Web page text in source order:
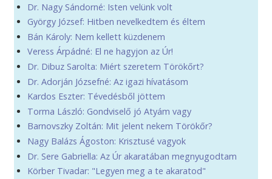
Dr. Nagy Sándorné: Isten velünk volt
György József: Hitben nevelkedtem és éltem
Bán Károly: Nem kellett küzdenem
Veress Árpádné: El ne hagyjon az Úr!
Dr. Dibuz Sarolta: Miért szeretem Törökőrt?
Dr. Adorján Józsefné: Az igazi hívatásom
Kardos Eszter: Tévedésből jöttem
Torma László: Gondviselő jó Atyám vagy
Barnovszky Zoltán: Mit jelent nekem Törökőr?
Nagy Balázs Ágoston: Krisztusé vagyok
Dr. Sere Gabriella: Az Úr akaratában megnyugodtam
Körber Tivadar: "Legyen meg a te akaratod"